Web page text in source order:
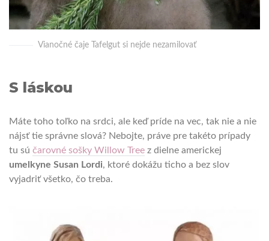
Vianočné čaje Tafelgut si nejde nezamilovať
S láskou
Máte toho toľko na srdci, ale keď príde na vec, tak nie a nie
nájsť tie správne slová? Nebojte, práve pre takéto prípady
tu sú čarovné sošky Willow Tree z dielne americkej
umelkyne Susan Lordi, ktoré dokážu ticho a bez slov
vyjadriť všetko, čo treba.